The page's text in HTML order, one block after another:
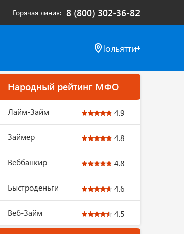
Горячая линия 8 (800) 302-36-82
Тольятти
Народный рейтинг МФО
Лайм-Займ 4.9
Займер 4.8
Веббанкир 4.8
Быстроденьги 4.6
Веб-Займ 4.5